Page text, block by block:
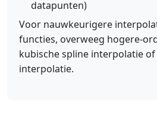
datapunten)
Voor nauwkeurigere
functies, overweeg hogere-
kubische spline interpolatie
interpolatie.